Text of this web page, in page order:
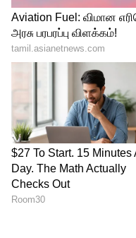
கொடைக்கானல்
செல்வதை
துறை